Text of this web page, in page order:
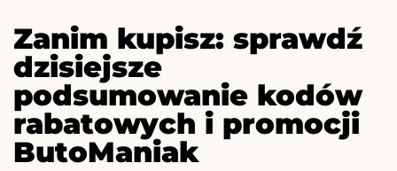
Zanim kupisz: sprawdź
dzisiejsze
podsumowanie kodów
rabatowych i promocji
ButoManiak